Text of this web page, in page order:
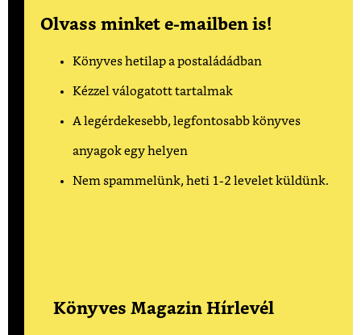
Olvass minket e-mailben is!
Könyves hetilap a postaládádban
Kézzel válogatott tartalmak
A legérdekesebb, legfontosabb könyves
anyagok egy helyen
Nem spammelünk, heti 1-2 levelet küldünk.
Könyves Magazin Hírlevél